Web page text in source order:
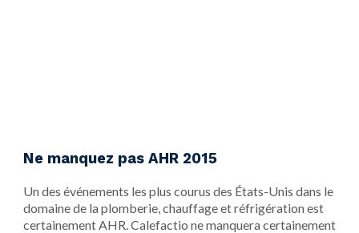
Ne manquez pas AHR 2015
​Un des événements les plus courus des États-Unis dans le
domaine de la plomberie, chauffage et réfrigération est
certainement AHR. Calefactio ne manquera certainement